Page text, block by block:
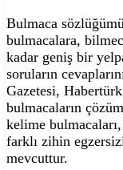
Bulmaca
bulmacalara,
kadar geniş bir
soruların
Gazetesi,
bulmacaların
kelime
farklı zihin
mevcuttur.